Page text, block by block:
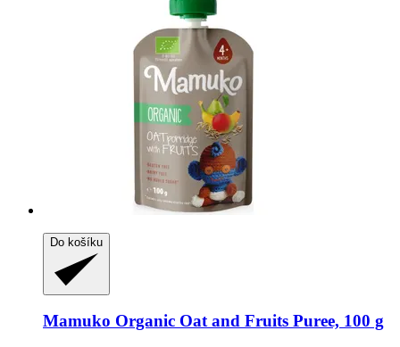
Do košíku
Mamuko Organic Oat and Fruits Puree, 100 g